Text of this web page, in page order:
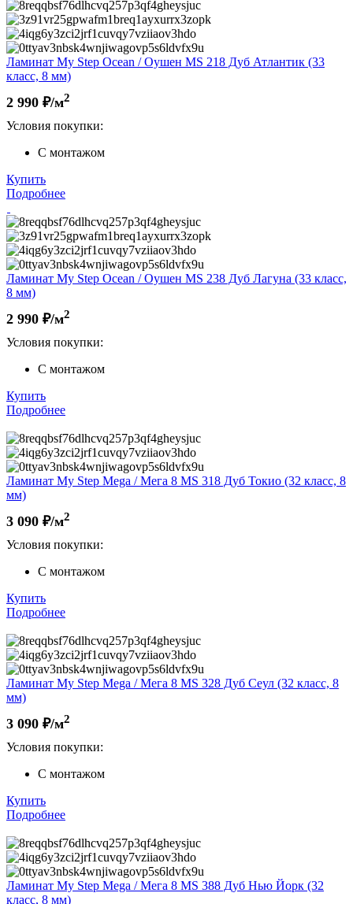
Ламинат My Step Ocean / Оушен MS 218 Дуб Атлантик (33
класс, 8 мм)
2 990 ₽/м2
Условия покупки:
С монтажом
Купить
Подробнее
Ламинат My Step Ocean / Оушен MS 238 Дуб Лагуна (33 класс,
8 мм)
2 990 ₽/м2
Условия покупки:
С монтажом
Купить
Подробнее
Ламинат My Step Mega / Мега 8 MS 318 Дуб Токио (32 класс, 8
мм)
3 090 ₽/м2
Условия покупки:
С монтажом
Купить
Подробнее
Ламинат My Step Mega / Мега 8 MS 328 Дуб Сеул (32 класс, 8
мм)
3 090 ₽/м2
Условия покупки:
С монтажом
Купить
Подробнее
Ламинат My Step Mega / Мега 8 MS 388 Дуб Нью Йорк (32
класс, 8 мм)